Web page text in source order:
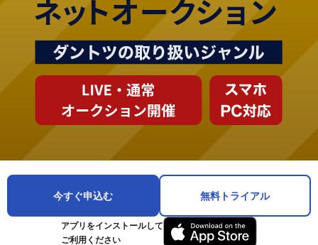
今すぐ申込む 無料トライアル
アプリをインストールして
ご利用ください